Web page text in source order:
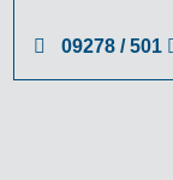
09278 / 501